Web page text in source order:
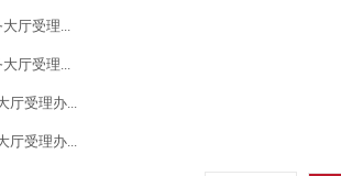
厅受理...
厅受理...
受理办...
受理办...